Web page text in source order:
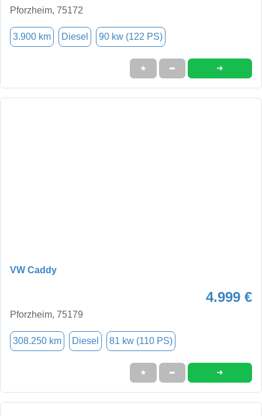
Pforzheim, 75172
3.900 km Diesel 90 kw (122 PS)
★ ➦ ➜
VW Caddy
4.999 €
Pforzheim, 75179
308.250 km Diesel 81 kw (110 PS)
★ ➦ ➜